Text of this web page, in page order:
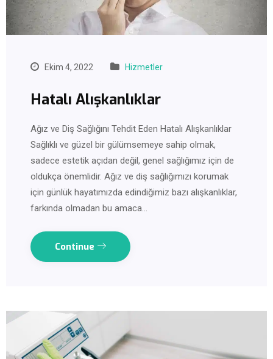
Ekim 4, 2022 Hizmetler
Hatalı Alışkanlıklar
Ağız ve Diş Sağlığını Tehdit Eden Hatalı Alışkanlıklar
Sağlıklı ve güzel bir gülümsemeye sahip olmak,
sadece estetik açıdan değil, genel sağlığımız için de
oldukça önemlidir. Ağız ve diş sağlığımızı korumak
için günlük hayatımızda edindiğimiz bazı alışkanlıklar,
farkında olmadan bu amaca…
Continue